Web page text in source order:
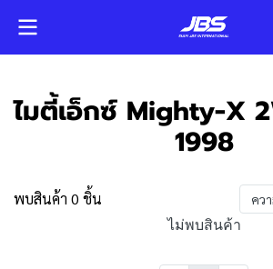
ไมตี้เอ็กซ์ Mighty-X
1998
พบสินค้า 0 ชิ้น คว
ไม่พบสินค้า